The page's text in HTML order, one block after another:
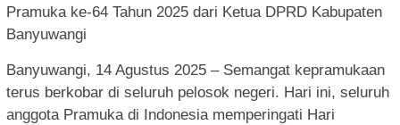
Pramuka ke-64 Tahun 2025 dari Ketua DPRD Kabupaten
Banyuwangi
Banyuwangi, 14 Agustus 2025 – Semangat kepramukaan
terus berkobar di seluruh pelosok negeri. Hari ini, seluruh
anggota Pramuka di Indonesia memperingati Hari